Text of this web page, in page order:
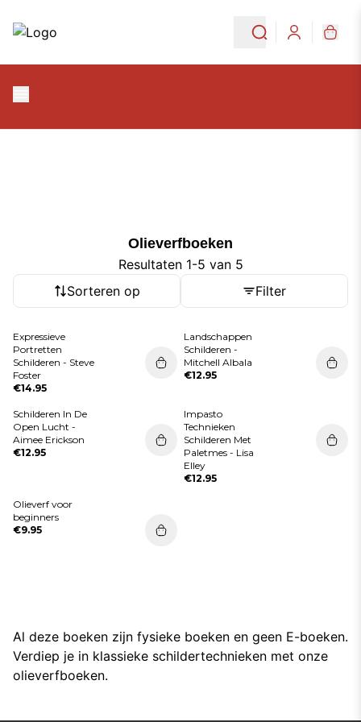
Login
Olieverfboeken
Olieverfboeken
Resultaten 1-5 van 5
Sorteren op
Filter
Expressieve
Portretten
Schilderen - Steve
Foster
€14.95
Landschappen
Schilderen -
Mitchell Albala
€12.95
Schilderen In De
Open Lucht -
Aimee Erickson
€12.95
Impasto
Technieken
Schilderen Met
Paletmes - Lisa
Elley
€12.95
Olieverf voor
beginners
€9.95
Al deze boeken zijn fysieke boeken en geen E-boeken.
Verdiep je in klassieke schildertechnieken met onze
olieverfboeken.